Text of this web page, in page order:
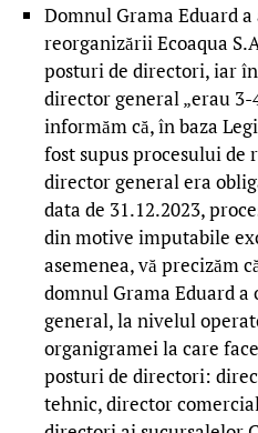
Domnul Grama Eduard
reorganizării Ecoaqua
posturi de directori, iar
director general „erau 3-
informăm că, în baza
fost supus procesului de
director general era
data de 31.12.2023,
din motive imputabile
asemenea, vă precizăm
domnul Grama Eduard
general, la nivelul
organigramei la care
posturi de directori:
tehnic, director